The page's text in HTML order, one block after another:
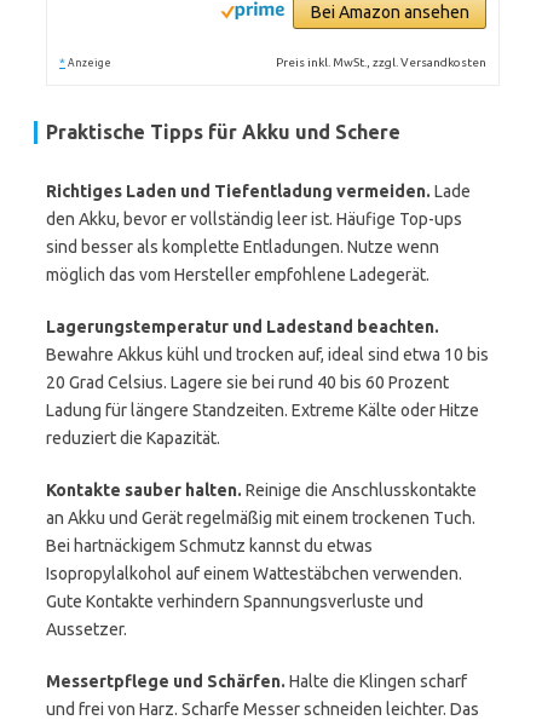
Bei Amazon ansehen
* Anzeige Preis inkl. MwSt., zzgl. Versandkosten
Praktische Tipps für Akku und Schere
Richtiges Laden und Tiefentladung vermeiden. Lade
den Akku, bevor er vollständig leer ist. Häufige Top-ups
sind besser als komplette Entladungen. Nutze wenn
möglich das vom Hersteller empfohlene Ladegerät.
Lagerungstemperatur und Ladestand beachten.
Bewahre Akkus kühl und trocken auf, ideal sind etwa 10 bis
20 Grad Celsius. Lagere sie bei rund 40 bis 60 Prozent
Ladung für längere Standzeiten. Extreme Kälte oder Hitze
reduziert die Kapazität.
Kontakte sauber halten. Reinige die Anschlusskontakte
an Akku und Gerät regelmäßig mit einem trockenen Tuch.
Bei hartnäckigem Schmutz kannst du etwas
Isopropylalkohol auf einem Wattestäbchen verwenden.
Gute Kontakte verhindern Spannungsverluste und
Aussetzer.
Messertpflege und Schärfen. Halte die Klingen scharf
und frei von Harz. Scharfe Messer schneiden leichter. Das